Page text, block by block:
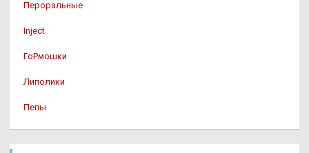
Пероральные
Inject
ГоРмошки
Липолики
Пепы